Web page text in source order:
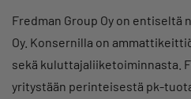
Fredman Group Oy on entiseltä
Oy. Konsernilla on
sekä kuluttajaliiketoiminnasta.
yritystään perinteisestä pk-